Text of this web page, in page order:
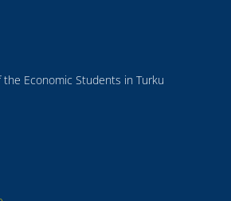
the Economic Students in Turku